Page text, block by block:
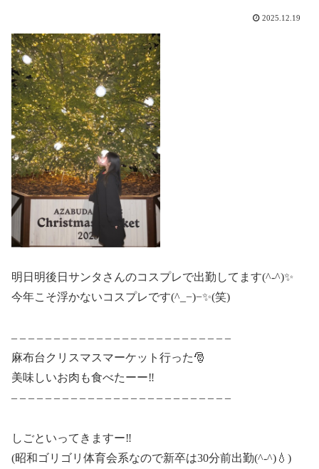
2025.12.19
明日明後日サンタさんのコスプレで出勤してます(^-^)✨️
今年こそ浮かないコスプレです(^_−)−✨️(笑)
– – – – – – – – – – – – – – – – – – – – – – – – – –
麻布台クリスマスマーケット行った🎅
美味しいお肉も食べたーー‼️
– – – – – – – – – – – – – – – – – – – – – – – – – –
しごといってきますー‼️
(昭和ゴリゴリ体育会系なので新卒は30分前出勤(^-^)‪💧‬)